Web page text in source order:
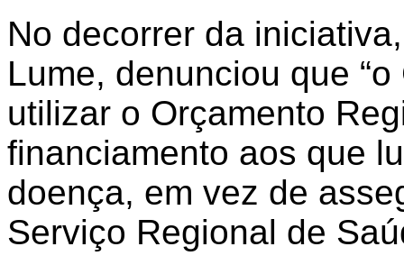
No decorrer da
Lume, denunciou que
utilizar o Orçamento
financiamento aos que
doença, em vez de
Serviço Regional de